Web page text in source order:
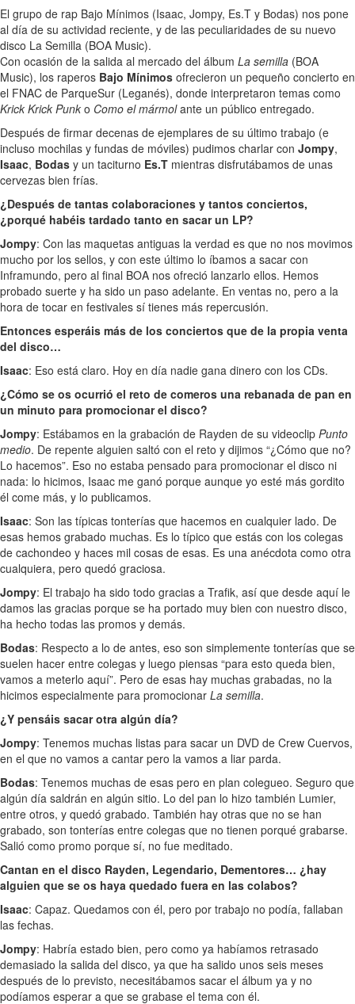
El grupo de rap Bajo Mínimos (Isaac, Jompy, Es.T y Bodas) nos pone
al día de su actividad reciente, y de las peculiaridades de su nuevo
disco La Semilla (BOA Music).
Con ocasión de la salida al mercado del álbum La semilla (BOA
Music), los raperos Bajo Mínimos ofrecieron un pequeño concierto en
el FNAC de ParqueSur (Leganés), donde interpretaron temas como
Krick Krick Punk o Como el mármolante un público entregado.
Después de firmar decenas de ejemplares de su último trabajo (e
incluso mochilas y fundas de móviles) pudimos charlar con Jompy,
Isaac, Bodas y un taciturno Es.T mientras disfrutábamos de unas
cervezas bien frías.
¿Después de tantas colaboraciones y tantos conciertos,
¿porqué habéis tardado tanto en sacar un LP?
Jompy: Con las maquetas antiguas la verdad es que no nos movimos
mucho por los sellos, y con este último lo íbamos a sacar con
Inframundo, pero al final BOA nos ofreció lanzarlo ellos. Hemos
probado suerte y ha sido un paso adelante. En ventas no, pero a la
hora de tocar en festivales sí tienes más repercusión.
Entonces esperáis más de los conciertos que de la propia venta
del disco…
Isaac: Eso está claro. Hoy en día nadie gana dinero con los CDs.
¿Cómo se os ocurrió el reto de comeros una rebanada de pan en
un minuto para promocionar el disco?
Jompy: Estábamos en la grabación de Rayden de su videoclip Punto
medio. De repente alguien saltó con el reto y dijimos “¿Cómo que no?
Lo hacemos”. Eso no estaba pensado para promocionar el disco ni
nada: lo hicimos, Isaac me ganó porque aunque yo esté más gordito
él come más, y lo publicamos.
Isaac: Son las típicas tonterías que hacemos en cualquier lado. De
esas hemos grabado muchas. Es lo típico que estás con los colegas
de cachondeo y haces mil cosas de esas. Es una anécdota como otra
cualquiera, pero quedó graciosa.
Jompy: El trabajo ha sido todo gracias a Trafik, así que desde aquí le
damos las gracias porque se ha portado muy bien con nuestro disco,
ha hecho todas las promos y demás.
Bodas: Respecto a lo de antes, eso son simplemente tonterías que se
suelen hacer entre colegas y luego piensas “para esto queda bien,
vamos a meterlo aquí”. Pero de esas hay muchas grabadas, no la
hicimos especialmente para promocionar La semilla.
¿Y pensáis sacar otra algún día?
Jompy: Tenemos muchas listas para sacar un DVD de Crew Cuervos,
en el que no vamos a cantar pero la vamos a liar parda.
Bodas: Tenemos muchas de esas pero en plan colegueo. Seguro que
algún día saldrán en algún sitio. Lo del pan lo hizo también Lumier,
entre otros, y quedó grabado. También hay otras que no se han
grabado, son tonterías entre colegas que no tienen porqué grabarse.
Salió como promo porque sí, no fue meditado.
Cantan en el disco Rayden, Legendario, Dementores… ¿hay
alguien que se os haya quedado fuera en las colabos?
Isaac: Capaz. Quedamos con él, pero por trabajo no podía, fallaban
las fechas.
Jompy: Habría estado bien, pero como ya habíamos retrasado
demasiado la salida del disco, ya que ha salido unos seis meses
después de lo previsto, necesitábamos sacar el álbum ya y no
podíamos esperar a que se grabase el tema con él.